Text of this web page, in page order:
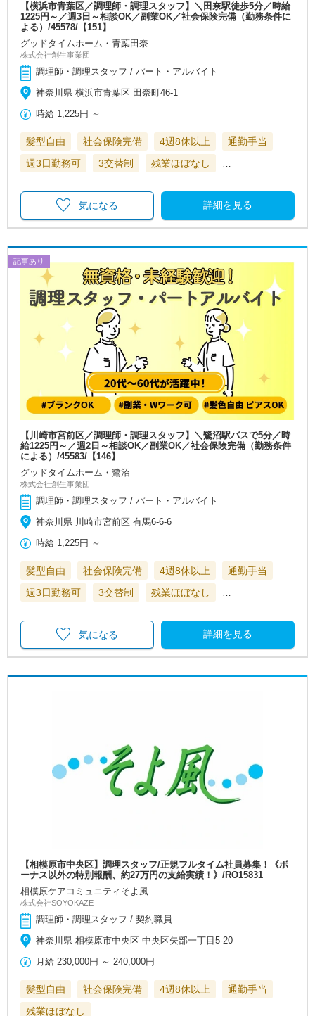
【横浜市青葉区／調理師・調理スタッフ】＼田奈駅徒歩5分／時給
1225円～／週3日～相談OK／副業OK／社会保険完備（勤務条件に
よる）/45578/【151】
グッドタイムホーム・青葉田奈
株式会社創生事業団
調理師・調理スタッフ / パート・アルバイト
神奈川県 横浜市青葉区 田奈町46-1
時給 1,225円 ～
髪型自由 社会保険完備 4週8休以上
通勤手当
週3日勤務可
3交替制 残業ほぼなし
詳細を見る
気になる
記事あり
【川崎市宮前区／調理師・調理スタッフ】＼鷺沼駅バスで5分／時
給1225円～／週2日～相談OK／副業OK／社会保険完備（勤務条件
による）/45583/【146】
グッドタイムホーム・鷺沼
株式会社創生事業団
調理師・調理スタッフ / パート・アルバイト
神奈川県 川崎市宮前区 有馬6-6-6
時給 1,225円 ～
髪型自由 社会保険完備 4週8休以上
通勤手当
週3日勤務可
3交替制 残業ほぼなし
詳細を見る
気になる
【相模原市中央区】調理スタッフ/正規フルタイム社員募集！《ボ
ーナス以外の特別報酬、約27万円の支給実績！》/RO15831
相模原ケアコミュニティそよ風
株式会社SOYOKAZE
調理師・調理スタッフ / 契約職員
神奈川県 相模原市中央区 中央区矢部一丁目5-20
月給 230,000円 ～ 240,000円
髪型自由 社会保険完備 4週8休以上
通勤手当
残業ほぼなし